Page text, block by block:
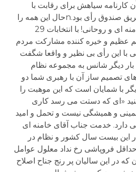
کارنامه سیاهش برای رقابت با
روحانی و حذف او از طریق صندوق رأی بود.nحال این همه را
گفتم تا بگویم آقایان: خامنه ای و روحانی! با انتخابات 29
و این حجم عظیم و خیره کننده مشارکت مردم
با این رأی بی نظیر و واقعا شگفت
بار دیگر شانس به مجموعه نظام
تصمیم ساز آن با رهبری شما دو
با شمایان است که این موهبت را
«ای که دستت می رسد کاری
و همیشگی نیست و تحمل و امید
دارد. خدمت جناب آقای خامنه ای
این بیست سال کشور و نظام در
فروپاشی رخ نداد معلول عوامل
که در این سالیان پر رنج جناح اصلاح